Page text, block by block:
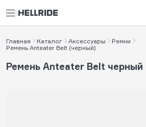
Главная Каталог Аксессуары
Ремни
Ремень Anteater Belt (черный)
Ремень Anteater Belt черный